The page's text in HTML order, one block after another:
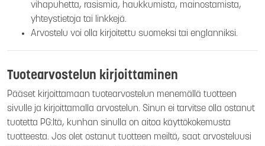
vihapuhetta, rasismia, haukkumista, mainostamista,
yhteystietoja tai linkkejä.
Arvostelu voi olla kirjoitettu suomeksi tai englanniksi.
Tuotearvostelun kirjoittaminen
Pääset kirjoittamaan tuotearvostelun menemällä tuotteen
sivulle ja kirjoittamalla arvostelun. Sinun ei tarvitse olla ostanut
tuotetta PG:ltä, kunhan sinulla on aitoa käyttökokemusta
tuotteesta. Jos olet ostanut tuotteen meiltä, saat arvosteluusi